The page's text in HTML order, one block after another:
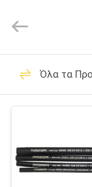
ΣΠΊΤΙ
ΠΡΟΪΌΝΤΑ
ΠΕΡΊΠΟΥ
ΕΜΕΊΣ
Reserved.
Όλα τα